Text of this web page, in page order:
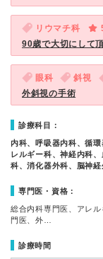
リウマチ科
90歳で大切にして
眼科 斜視
外斜視の手術
診療科目：
内科、呼吸器内科、循
レルギー科、神経内科
科、消化器外科、脳神
専門医・資格：
総合内科専門医、アレ
門医、外…
診療時間